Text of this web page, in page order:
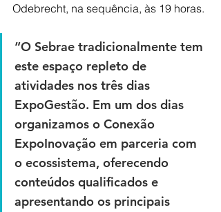
Odebrecht, na sequência, às 19 horas.
“O Sebrae tradicionalmente tem
este espaço repleto de
atividades nos três dias
ExpoGestão. Em um dos dias
organizamos o Conexão
ExpoInovação em parceria com
o ecossistema, oferecendo
conteúdos qualificados e
apresentando os principais